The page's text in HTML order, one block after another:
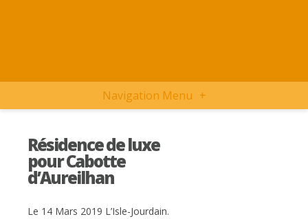
Navigation Menu +
Résidence de luxe
pour Cabotte
d’Aureilhan
Le 14 Mars 2019 L’Isle-Jourdain.